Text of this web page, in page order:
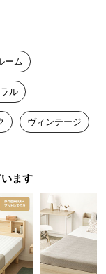
ーム
ル
ヴィンテージ
ます